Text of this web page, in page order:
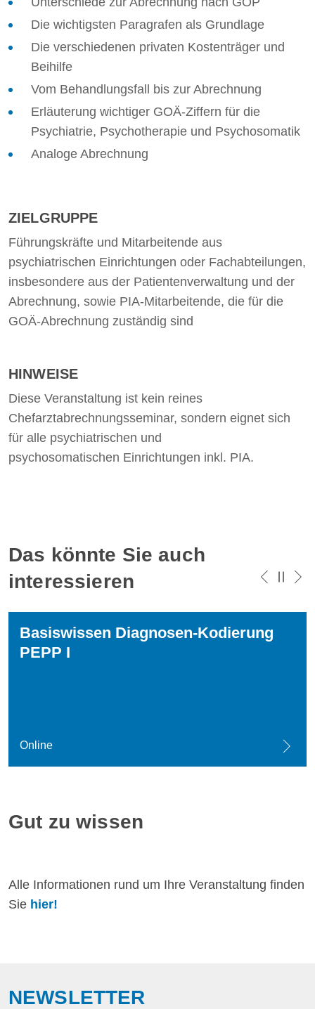
Die wichtigsten Paragrafen als Grundlage
Die verschiedenen privaten Kostenträger und
Beihilfe
Vom Behandlungsfall bis zur Abrechnung
Erläuterung wichtiger GOÄ-Ziffern für die
Psychiatrie, Psychotherapie und Psychosomatik
Analoge Abrechnung
ZIELGRUPPE
Führungskräfte und Mitarbeitende aus
psychiatrischen Einrichtungen oder Fachabteilungen,
insbesondere aus der Patientenverwaltung und der
Abrechnung, sowie PIA-Mitarbeitende, die für die
GOÄ-Abrechnung zuständig sind
HINWEISE
Diese Veranstaltung ist kein reines
Chefarztabrechnungsseminar, sondern eignet sich
für alle psychiatrischen und
psychosomatischen Einrichtungen inkl. PIA.
Das könnte Sie auch
interessieren
Basiswissen Diagnosen-Kodierung
PEPP I
Online
Gut zu wissen
Alle Informationen rund um Ihre Veranstaltung finden
Sie hier!
NEWSLETTER